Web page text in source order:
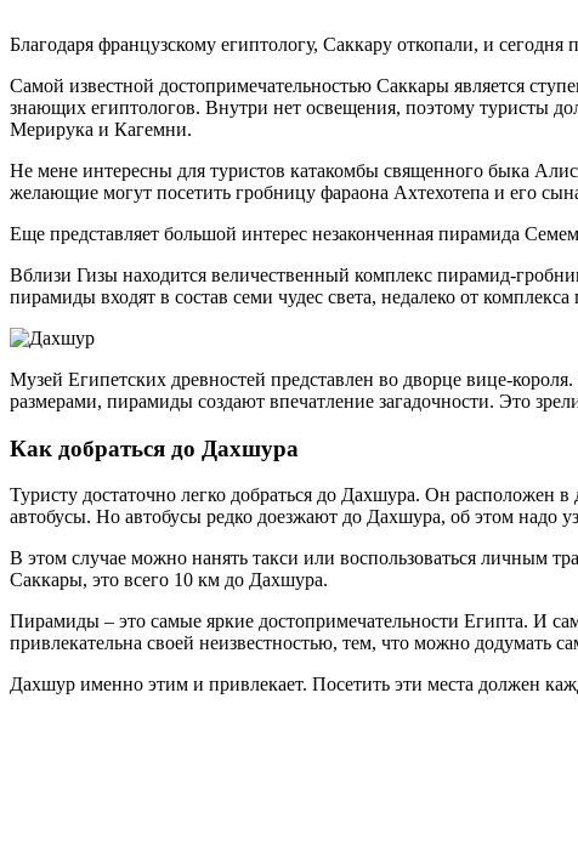
Благодаря французскому египтологу, Саккару откопали, и
Самой известной достопримечательностью Саккары является
знающих египтологов. Внутри нет освещения, поэтому туристы
Мерирука и Кагемни.
Не мене интересны для туристов катакомбы священного быка
желающие могут посетить гробницу фараона Ахтехотепа и его
Еще представляет большой интерес незаконченная пирамида
Вблизи Гизы находится величественный комплекс пирамид-
пирамиды входят в состав семи чудес света, недалеко от
Музей Египетских древностей представлен во дворце вице-
размерами, пирамиды создают впечатление загадочности. Это
Как добраться до Дахшура
Туристу достаточно легко добраться до Дахшура. Он расположен
автобусы. Но автобусы редко доезжают до Дахшура, об этом надо
В этом случае можно нанять такси или воспользоваться личным
Саккары, это всего 10 км до Дахшура.
Пирамиды – это самые яркие достопримечательности Египта. И
привлекательна своей неизвестностью, тем, что можно додумать
Дахшур именно этим и привлекает. Посетить эти места должен